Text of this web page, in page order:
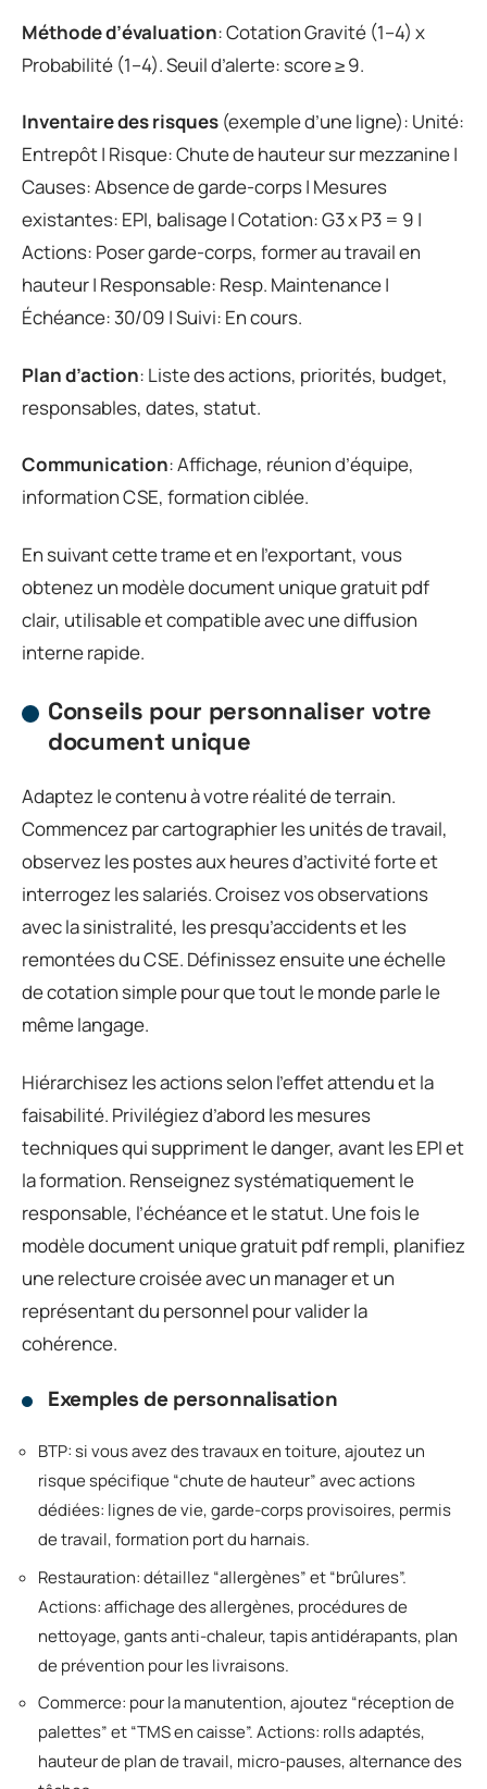
Méthode d’évaluation: Cotation Gravité (1–4) x
Probabilité (1–4). Seuil d’alerte: score ≥ 9.
Inventaire des risques (exemple d’une ligne): Unité:
Entrepôt | Risque: Chute de hauteur sur mezzanine |
Causes: Absence de garde-corps | Mesures
existantes: EPI, balisage | Cotation: G3 x P3 = 9 |
Actions: Poser garde-corps, former au travail en
hauteur | Responsable: Resp. Maintenance |
Échéance: 30/09 | Suivi: En cours.
Plan d’action: Liste des actions, priorités, budget,
responsables, dates, statut.
Communication: Affichage, réunion d’équipe,
information CSE, formation ciblée.
En suivant cette trame et en l’exportant, vous
obtenez un modèle document unique gratuit pdf
clair, utilisable et compatible avec une diffusion
interne rapide.
Conseils pour personnaliser votre
document unique
Adaptez le contenu à votre réalité de terrain.
Commencez par cartographier les unités de travail,
observez les postes aux heures d’activité forte et
interrogez les salariés. Croisez vos observations
avec la sinistralité, les presqu’accidents et les
remontées du CSE. Définissez ensuite une échelle
de cotation simple pour que tout le monde parle le
même langage.
Hiérarchisez les actions selon l’effet attendu et la
faisabilité. Privilégiez d’abord les mesures
techniques qui suppriment le danger, avant les EPI et
la formation. Renseignez systématiquement le
responsable, l’échéance et le statut. Une fois le
modèle document unique gratuit pdf rempli, planifiez
une relecture croisée avec un manager et un
représentant du personnel pour valider la
cohérence.
Exemples de personnalisation
BTP: si vous avez des travaux en toiture, ajoutez un
risque spécifique “chute de hauteur” avec actions
dédiées: lignes de vie, garde-corps provisoires, permis
de travail, formation port du harnais.
Restauration: détaillez “allergènes” et “brûlures”.
Actions: affichage des allergènes, procédures de
nettoyage, gants anti-chaleur, tapis antidérapants, plan
de prévention pour les livraisons.
Commerce: pour la manutention, ajoutez “réception de
palettes” et “TMS en caisse”. Actions: rolls adaptés,
hauteur de plan de travail, micro-pauses, alternance des